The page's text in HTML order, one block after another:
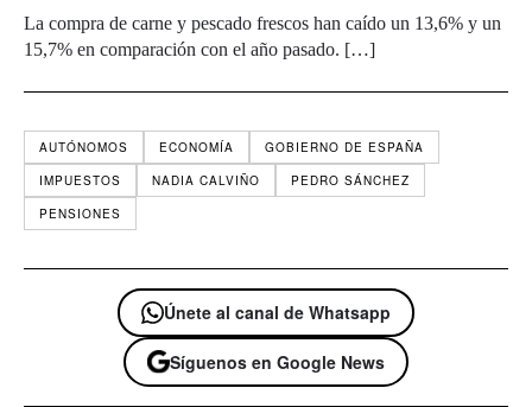
La compra de carne y pescado frescos han caído un 13,6% y un
15,7% en comparación con el año pasado. […]
AUTÓNOMOS ECONOMÍA
GOBIERNO DE ESPAÑA
IMPUESTOS
NADIA CALVIÑO
PEDRO SÁNCHEZ
PENSIONES
Únete al canal de Whatsapp
Síguenos en Google News